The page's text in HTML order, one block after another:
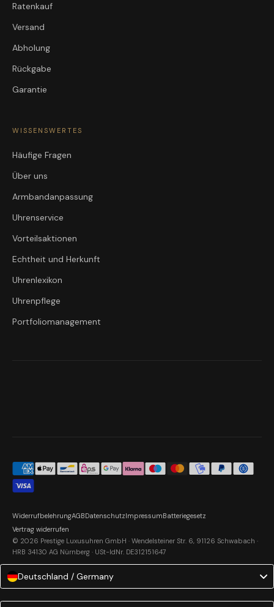
Ratenkauf
Versand
Abholung
Rückgabe
Garantie
WISSENSWERTES
Häufige Fragen
Über uns
Armbandanpassung
Uhrenservice
Vorteilsaktionen
Echtheit und Herkunft
Uhrenlexikon
Uhrenpflege
Portfoliomanagement
© 2026 Prestige Luxusuhren GmbH · Wendelsteiner Str. 6, 91126 Schwabach ·
HRB 34130 AG Nürnberg · USt-IdNr. DE312151647
WiderrufbelehrungAGBDatenschutzImpressumBatteriegesetz
Vertrag widerrufen
Deutschland / Germany
Language